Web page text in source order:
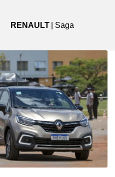
RENAULT | Saga